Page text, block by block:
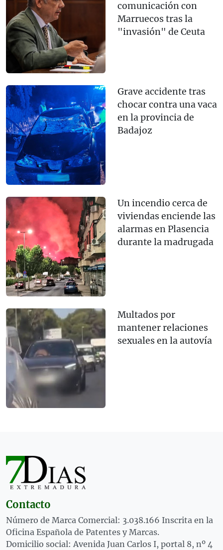
comunicación con
Marruecos tras la
"invasión" de Ceuta
Grave accidente tras
chocar contra una vaca
en la provincia de
Badajoz
Un incendio cerca de
viviendas enciende las
alarmas en Plasencia
durante la madrugada
Multados por
mantener relaciones
sexuales en la autovía
Contacto
Número de Marca Comercial: 3.038.166 Inscrita en la
Oficina Española de Patentes y Marcas.
Domicilio social: Avenida Juan Carlos I, portal 8, nº 4